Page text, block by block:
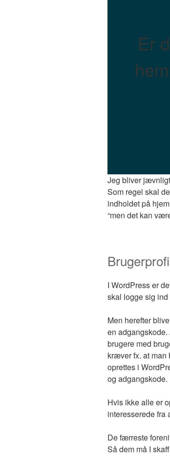
Er
Jeg bliver
Som regel skal
indholdet på
“men det kan
I WordPress er
skal logge sig
Men herefter
en
brugere med
kræver fx. at man
oprettes i
og adgangskode.
Hvis ikke alle er
interesserede fra
De færreste
Så dem må I